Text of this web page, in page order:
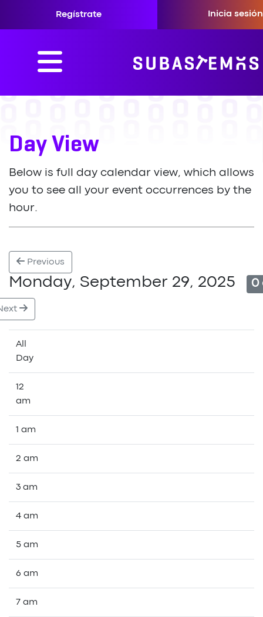
Regístrate Inicia sesión
Day View
Below is full day calendar view, which allows
you to see all your event occurrences by the
hour.
Previous
Monday, September 29, 2025 0
All
Day
12
am
1 am
2 am
3 am
4 am
5 am
6 am
7 am